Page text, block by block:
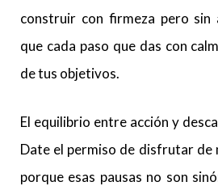
construir con firmeza pero sin
que cada paso que das con
de tus objetivos.
El equilibrio entre acción y
Date el permiso de disfrutar de
porque esas pausas no son